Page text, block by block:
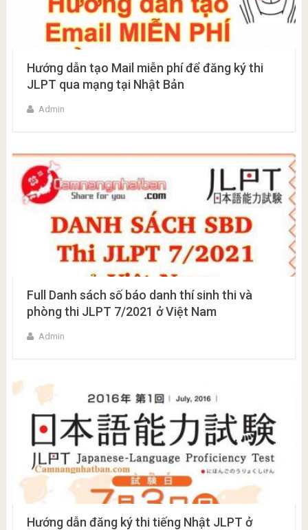
Hướng dẫn tạo Mail miễn phí để đăng ký thi
JLPT qua mạng tại Nhật Bản
Admin
Full Danh sách số báo danh thí sinh thi và
phòng thi JLPT 7/2021 ở Việt Nam
Admin
Hướng dẫn đăng ký thi tiếng Nhật JLPT ở